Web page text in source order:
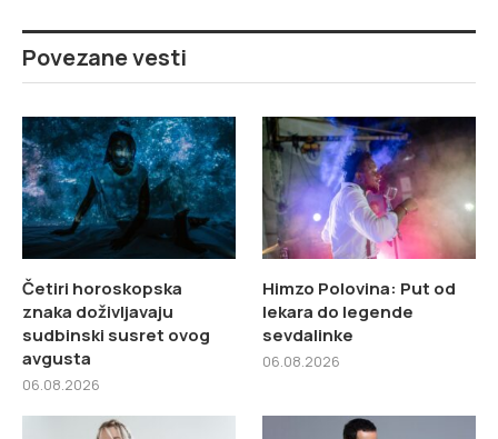
Povezane vesti
Četiri horoskopska
znaka doživljavaju
sudbinski susret ovog
avgusta
06.08.2026
Himzo Polovina: Put od
lekara do legende
sevdalinke
06.08.2026